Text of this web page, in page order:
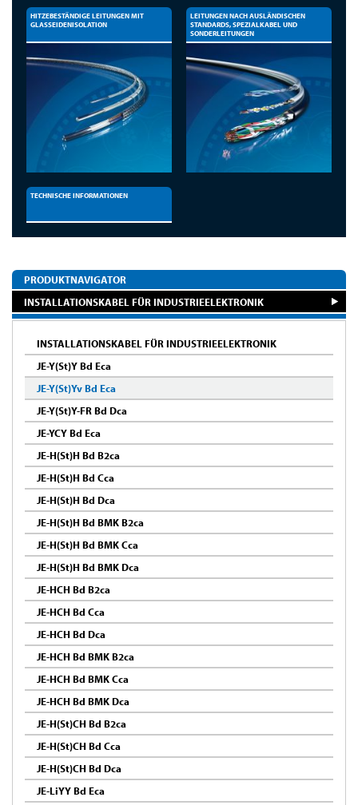
HITZEBESTÄNDIGE LEITUNGEN MIT
GLASSEIDENISOLATION
LEITUNGEN NACH AUSLÄNDISCHEN
STANDARDS, SPEZIALKABEL UND
SONDERLEITUNGEN
TECHNISCHE INFORMATIONEN
PRODUKTNAVIGATOR
INSTALLATIONSKABEL FÜR INDUSTRIEELEKTRONIK
INSTALLATIONSKABEL FÜR INDUSTRIEELEKTRONIK
JE-Y(St)Y Bd Eca
JE-Y(St)Yv Bd Eca
JE-Y(St)Y-FR Bd Dca
JE-YCY Bd Eca
JE-H(St)H Bd B2ca
JE-H(St)H Bd Cca
JE-H(St)H Bd Dca
JE-H(St)H Bd BMK B2ca
JE-H(St)H Bd BMK Cca
JE-H(St)H Bd BMK Dca
JE-HCH Bd B2ca
JE-HCH Bd Cca
JE-HCH Bd Dca
JE-HCH Bd BMK B2ca
JE-HCH Bd BMK Cca
JE-HCH Bd BMK Dca
JE-H(St)CH Bd B2ca
JE-H(St)CH Bd Cca
JE-H(St)CH Bd Dca
JE-LiYY Bd Eca